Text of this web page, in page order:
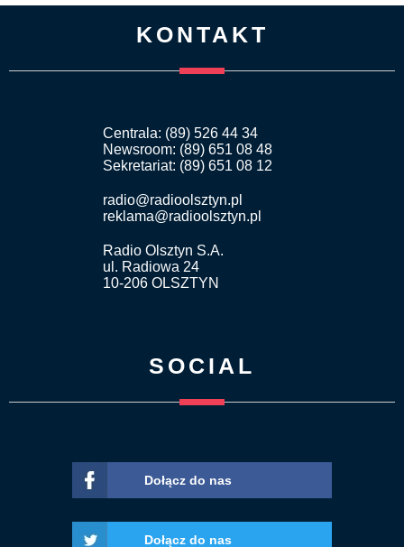
KONTAKT
Centrala: (89) 526 44 34
Newsroom: (89) 651 08 48
Sekretariat: (89) 651 08 12
radio@radioolsztyn.pl
reklama@radioolsztyn.pl
Radio Olsztyn S.A.
ul. Radiowa 24
10-206 OLSZTYN
SOCIAL
Dołącz do nas
Dołącz do nas